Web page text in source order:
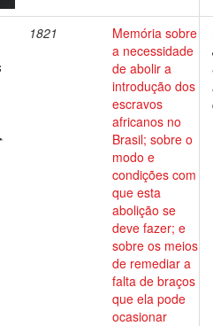
1821
Memória sobre
a necessidade
de abolir a
introdução dos
escravos
africanos no
Brasil; sobre o
modo e
condições com
que esta
abolição se
deve fazer; e
sobre os meios
de remediar a
falta de braços
que ela pode
ocasionar